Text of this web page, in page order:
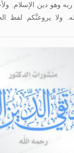
وهو دين الإسلام.
ولا يروعنَّكم لفظ